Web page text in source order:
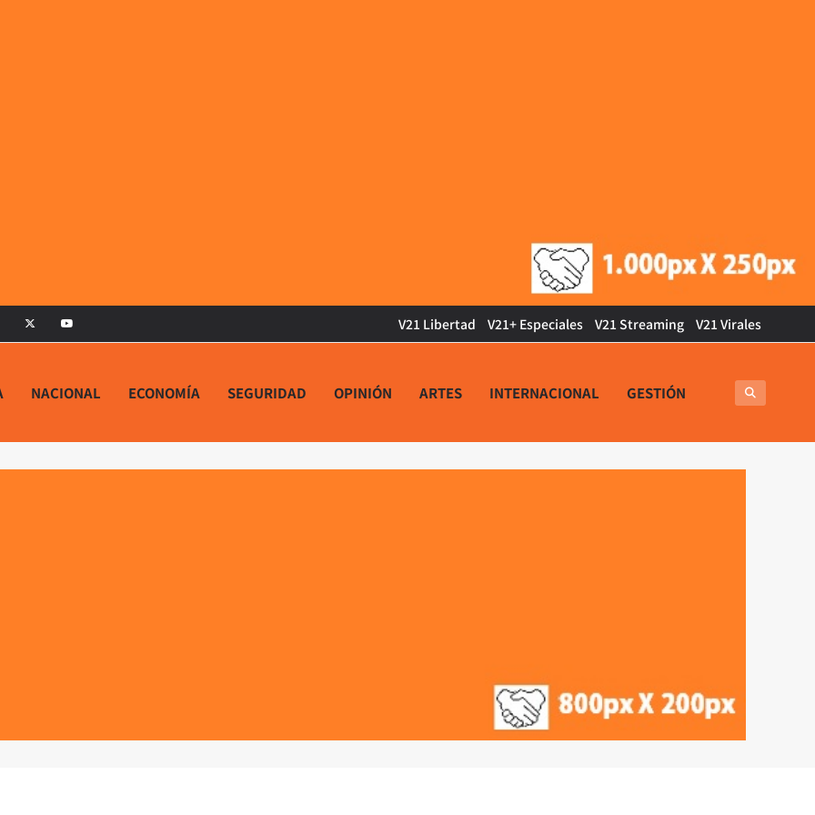
V21 Libertad V21+ Especiales V21 Streaming V21 Virales
NACIONAL ECONOMÍA SEGURIDAD OPINIÓN ARTES INTERNACIONAL GESTIÓN